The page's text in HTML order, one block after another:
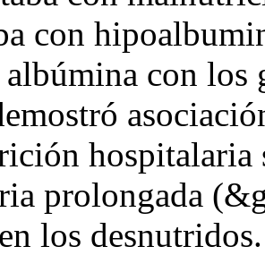
con
con los
hospitalaria
prolongada
los